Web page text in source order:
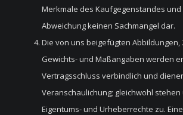
Merkmale des Kaufgegenstandes und
Abweichung keinen Sachmangel dar.
Die von uns beigefügten Abbildungen,
Gewichts- und Maßangaben werden
Vertragsschluss verbindlich und
Veranschaulichung; gleichwohl
Eigentums- und Urheberrechte zu.